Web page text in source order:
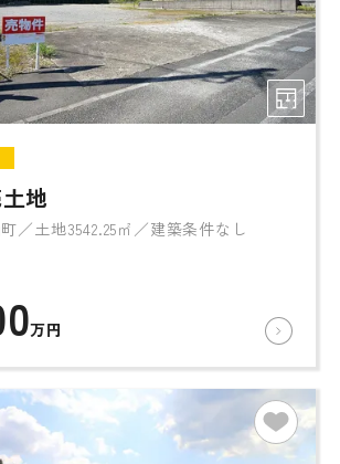
地
／土地3542.25㎡／建築条件なし
万円